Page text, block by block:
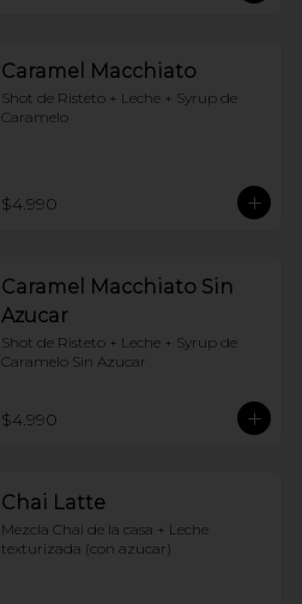
Caramel Macchiato
Shot de Risteto + Leche + Syrup de
Caramelo
$4.990
Caramel Macchiato Sin
Azucar
Shot de Risteto + Leche + Syrup de
Caramelo Sin Azucar
$4.990
Chai Latte
Mezcla Chai de la casa + Leche
texturizada (con azucar)